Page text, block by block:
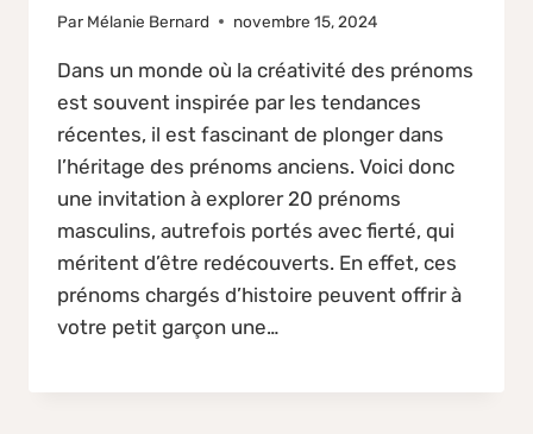
Par Mélanie Bernard novembre 15, 2024
Dans un monde où la créativité des prénoms
est souvent inspirée par les tendances
récentes, il est fascinant de plonger dans
l’héritage des prénoms anciens. Voici donc
une invitation à explorer 20 prénoms
masculins, autrefois portés avec fierté, qui
méritent d’être redécouverts. En effet, ces
prénoms chargés d’histoire peuvent offrir à
votre petit garçon une…